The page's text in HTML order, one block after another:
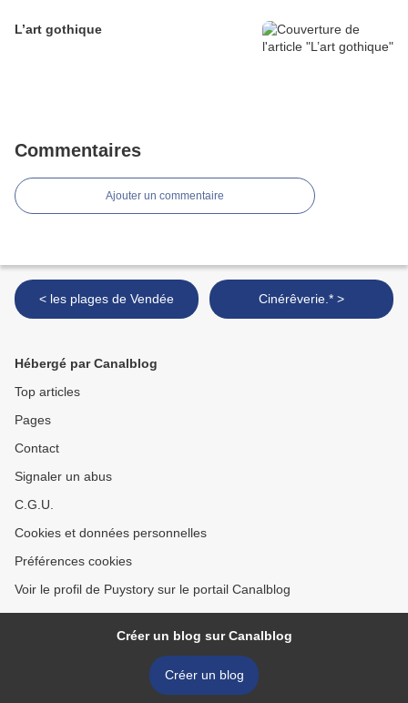
L’art gothique
Commentaires
Ajouter un commentaire
< les plages de Vendée Cinérêverie.* >
Hébergé par Canalblog
Top articles
Pages
Contact
Signaler un abus
C.G.U.
Cookies et données personnelles
Préférences cookies
Voir le profil de Puystory sur le portail Canalblog
Créer un blog sur Canalblog
Créer un blog